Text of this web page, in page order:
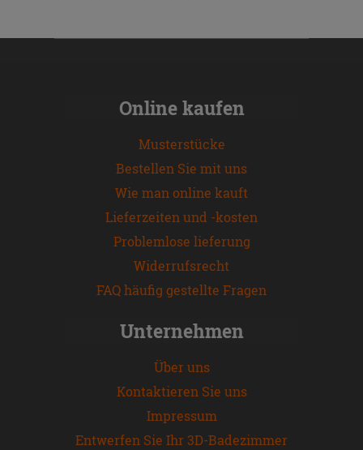
Online kaufen
Musterstücke
Bestellen Sie mit uns
Wie man online kauft
Lieferzeiten und -kosten
Problemlose lieferung
Widerrufsrecht
FAQ häufig gestellte Fragen
Unternehmen
Über uns
Kontaktieren Sie uns
Impressum
Entwerfen Sie Ihr 3D-Badezimmer